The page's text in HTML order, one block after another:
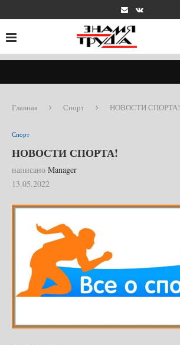
Главная Спорт НОВОСТИ СПОРТА!
Спорт
НОВОСТИ СПОРТА!
написано Manager
13.05.2022